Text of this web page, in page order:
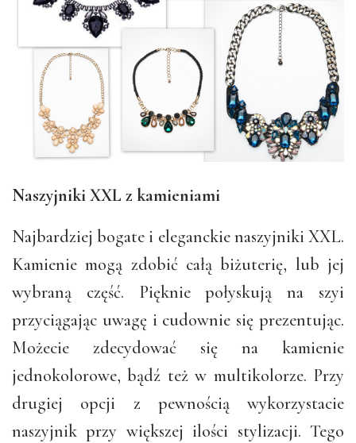
Naszyjniki XXL z kamieniami
Najbardziej bogate i eleganckie naszyjniki XXL.
Kamienie mogą zdobić całą biżuterię, lub jej
wybraną część. Pięknie połyskują na szyi
przyciągając uwagę i cudownie się prezentując.
Możecie zdecydować się na kamienie
jednokolorowe, bądź też w multikolorze. Przy
drugiej opcji z pewnością wykorzystacie
naszyjnik przy większej ilości stylizacji. Tego